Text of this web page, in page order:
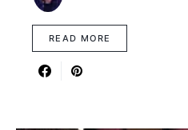
READ MORE